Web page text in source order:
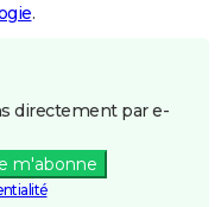
.
directement par e-
m'abonne